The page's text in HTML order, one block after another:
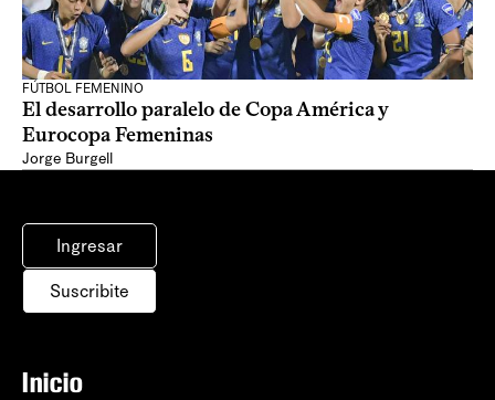
FÚTBOL FEMENINO
El desarrollo paralelo de Copa América y
Eurocopa Femeninas
Jorge Burgell
Ingresar
Suscribite
Inicio